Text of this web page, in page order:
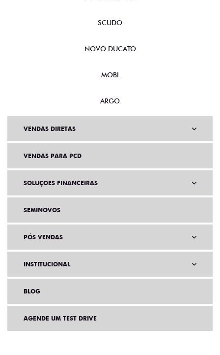
SCUDO
NOVO DUCATO
MOBI
ARGO
VENDAS DIRETAS
VENDAS PARA PCD
SOLUÇÕES FINANCEIRAS
SEMINOVOS
PÓS VENDAS
INSTITUCIONAL
BLOG
AGENDE UM TEST DRIVE